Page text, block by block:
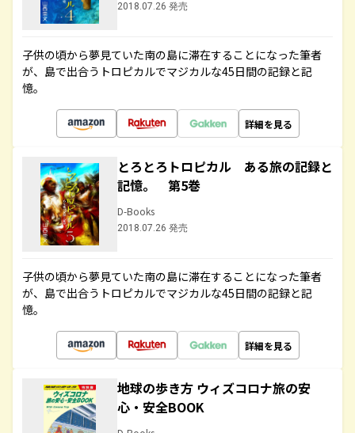
2018.07.26 発売
子供の頃から夢見ていた南の島に滞在することになった筆者
が、島で出合うトロピカルでマジカルな45日間の記録と記
憶。
詳細を見る
とろとろトロピカル ある旅の記録と
記憶。 第5巻
D-Books
2018.07.26 発売
子供の頃から夢見ていた南の島に滞在することになった筆者
が、島で出合うトロピカルでマジカルな45日間の記録と記
憶。
詳細を見る
地球の歩き方 ウィズコロナ旅の安
心・安全BOOK